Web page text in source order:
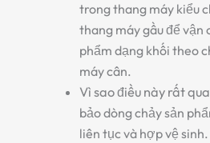
trong thang máy kiểu
thang máy gầu để vận
phẩm dạng khối theo
máy cân.
Vì sao điều này rất
bảo dòng chảy sản
liên tục và hợp vệ